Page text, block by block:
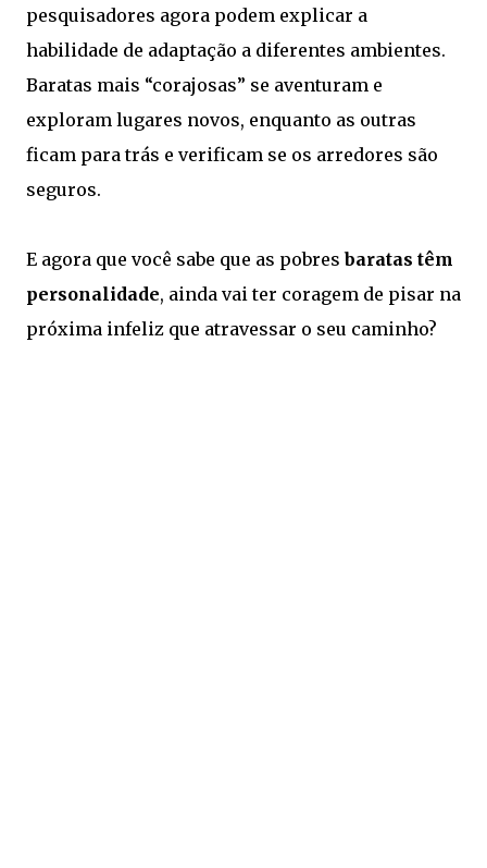
pesquisadores agora podem explicar a
habilidade de adaptação a diferentes ambientes.
Baratas mais “corajosas” se aventuram e
exploram lugares novos, enquanto as outras
ficam para trás e verificam se os arredores são
seguros.
E agora que você sabe que as pobresbaratas têm
personalidade, ainda vai ter coragem de pisar na
próxima infeliz que atravessar o seu caminho?